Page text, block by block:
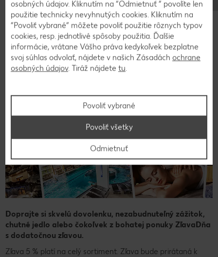
ZľavaDňa.
Doprajte si skvelú dovolenku, nezabudnuteľný zážitok,
chutné jedlo alebo čokoľvek z bohatej ponuky ZľavaDňa
s dodatočnou zľavou.
Zľava 5 % platí na celý sortiment. Zľava bude prirátaná k
osobných údajov. Kliknutím na “Odmietnuť ” povolíte len
použitie technicky nevyhnutých cookies. Kliknutím na
“Povoliť vybrané” môžete povoliť použitie rôznych typov
cookies, resp. jednotlivé spôsoby použitia. Ďalšie
informácie, vrátane Vášho práva kedykoľvek bezplatne
svoj súhlas odvolať, nájdete v našich Zásadách ochrane
osobných údajov. Tiráž nájdete tu.
Povoliť vybrané
Odmietnuť
Povoliť všetky